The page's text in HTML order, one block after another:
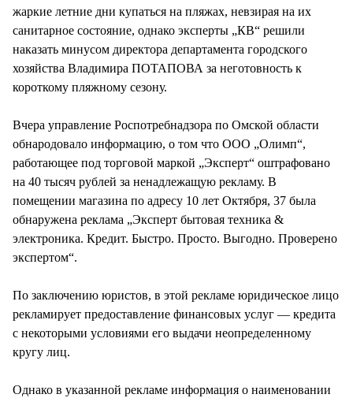
жаркие летние дни купаться на пляжах, невзирая на их
санитарное состояние, однако эксперты „КВ“ решили
наказать минусом директора департамента городского
хозяйства Владимира ПОТАПОВА за неготовность к
короткому пляжному сезону.
Вчера управление Роспотребнадзора по Омской области
обнародовало информацию, о том что ООО „Олимп“,
работающее под торговой маркой „Эксперт“ оштрафовано
на 40 тысяч рублей за ненадлежащую рекламу. В
помещении магазина по адресу 10 лет Октября, 37 была
обнаружена реклама „Эксперт бытовая техника &
электроника. Кредит. Быстро. Просто. Выгодно. Проверено
экспертом“.
По заключению юристов, в этой рекламе юридическое лицо
рекламирует предоставление финансовых услуг — кредита
с некоторыми условиями его выдачи неопределенному
кругу лиц.
Однако в указанной рекламе информация о наименовании